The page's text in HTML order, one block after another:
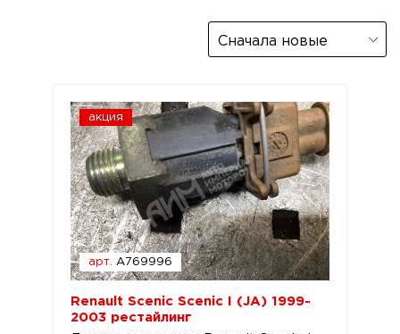
Сначала новые
акция
арт. A769996
Renault Scenic Scenic I (JA) 1999-
2003 рестайлинг